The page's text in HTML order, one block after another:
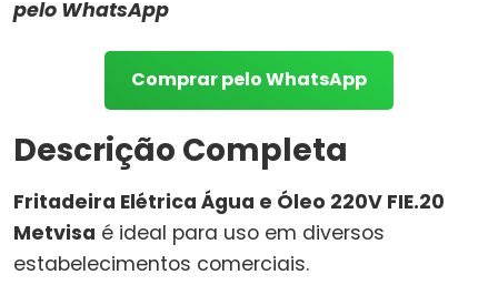
pelo WhatsApp
Comprar pelo WhatsApp
Descrição Completa
Fritadeira Elétrica Água e Óleo 220V FIE.20
Metvisa é ideal para uso em diversos
estabelecimentos comerciais.